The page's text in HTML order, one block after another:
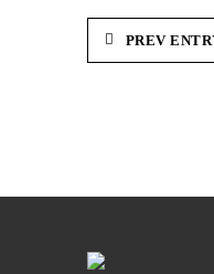
PREV